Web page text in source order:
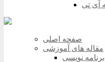
آی تی
صفحه اصلی
مقاله های آموزشی
نویسی